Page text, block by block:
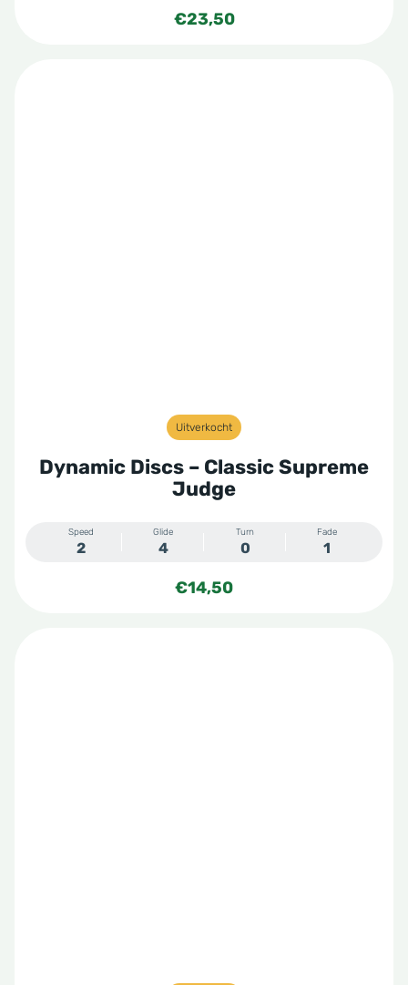
€23,50
Uitverkocht
Dynamic Discs – Classic Supreme
Judge
Speed
2
Glide
4
Turn
0
Fade
1
€14,50